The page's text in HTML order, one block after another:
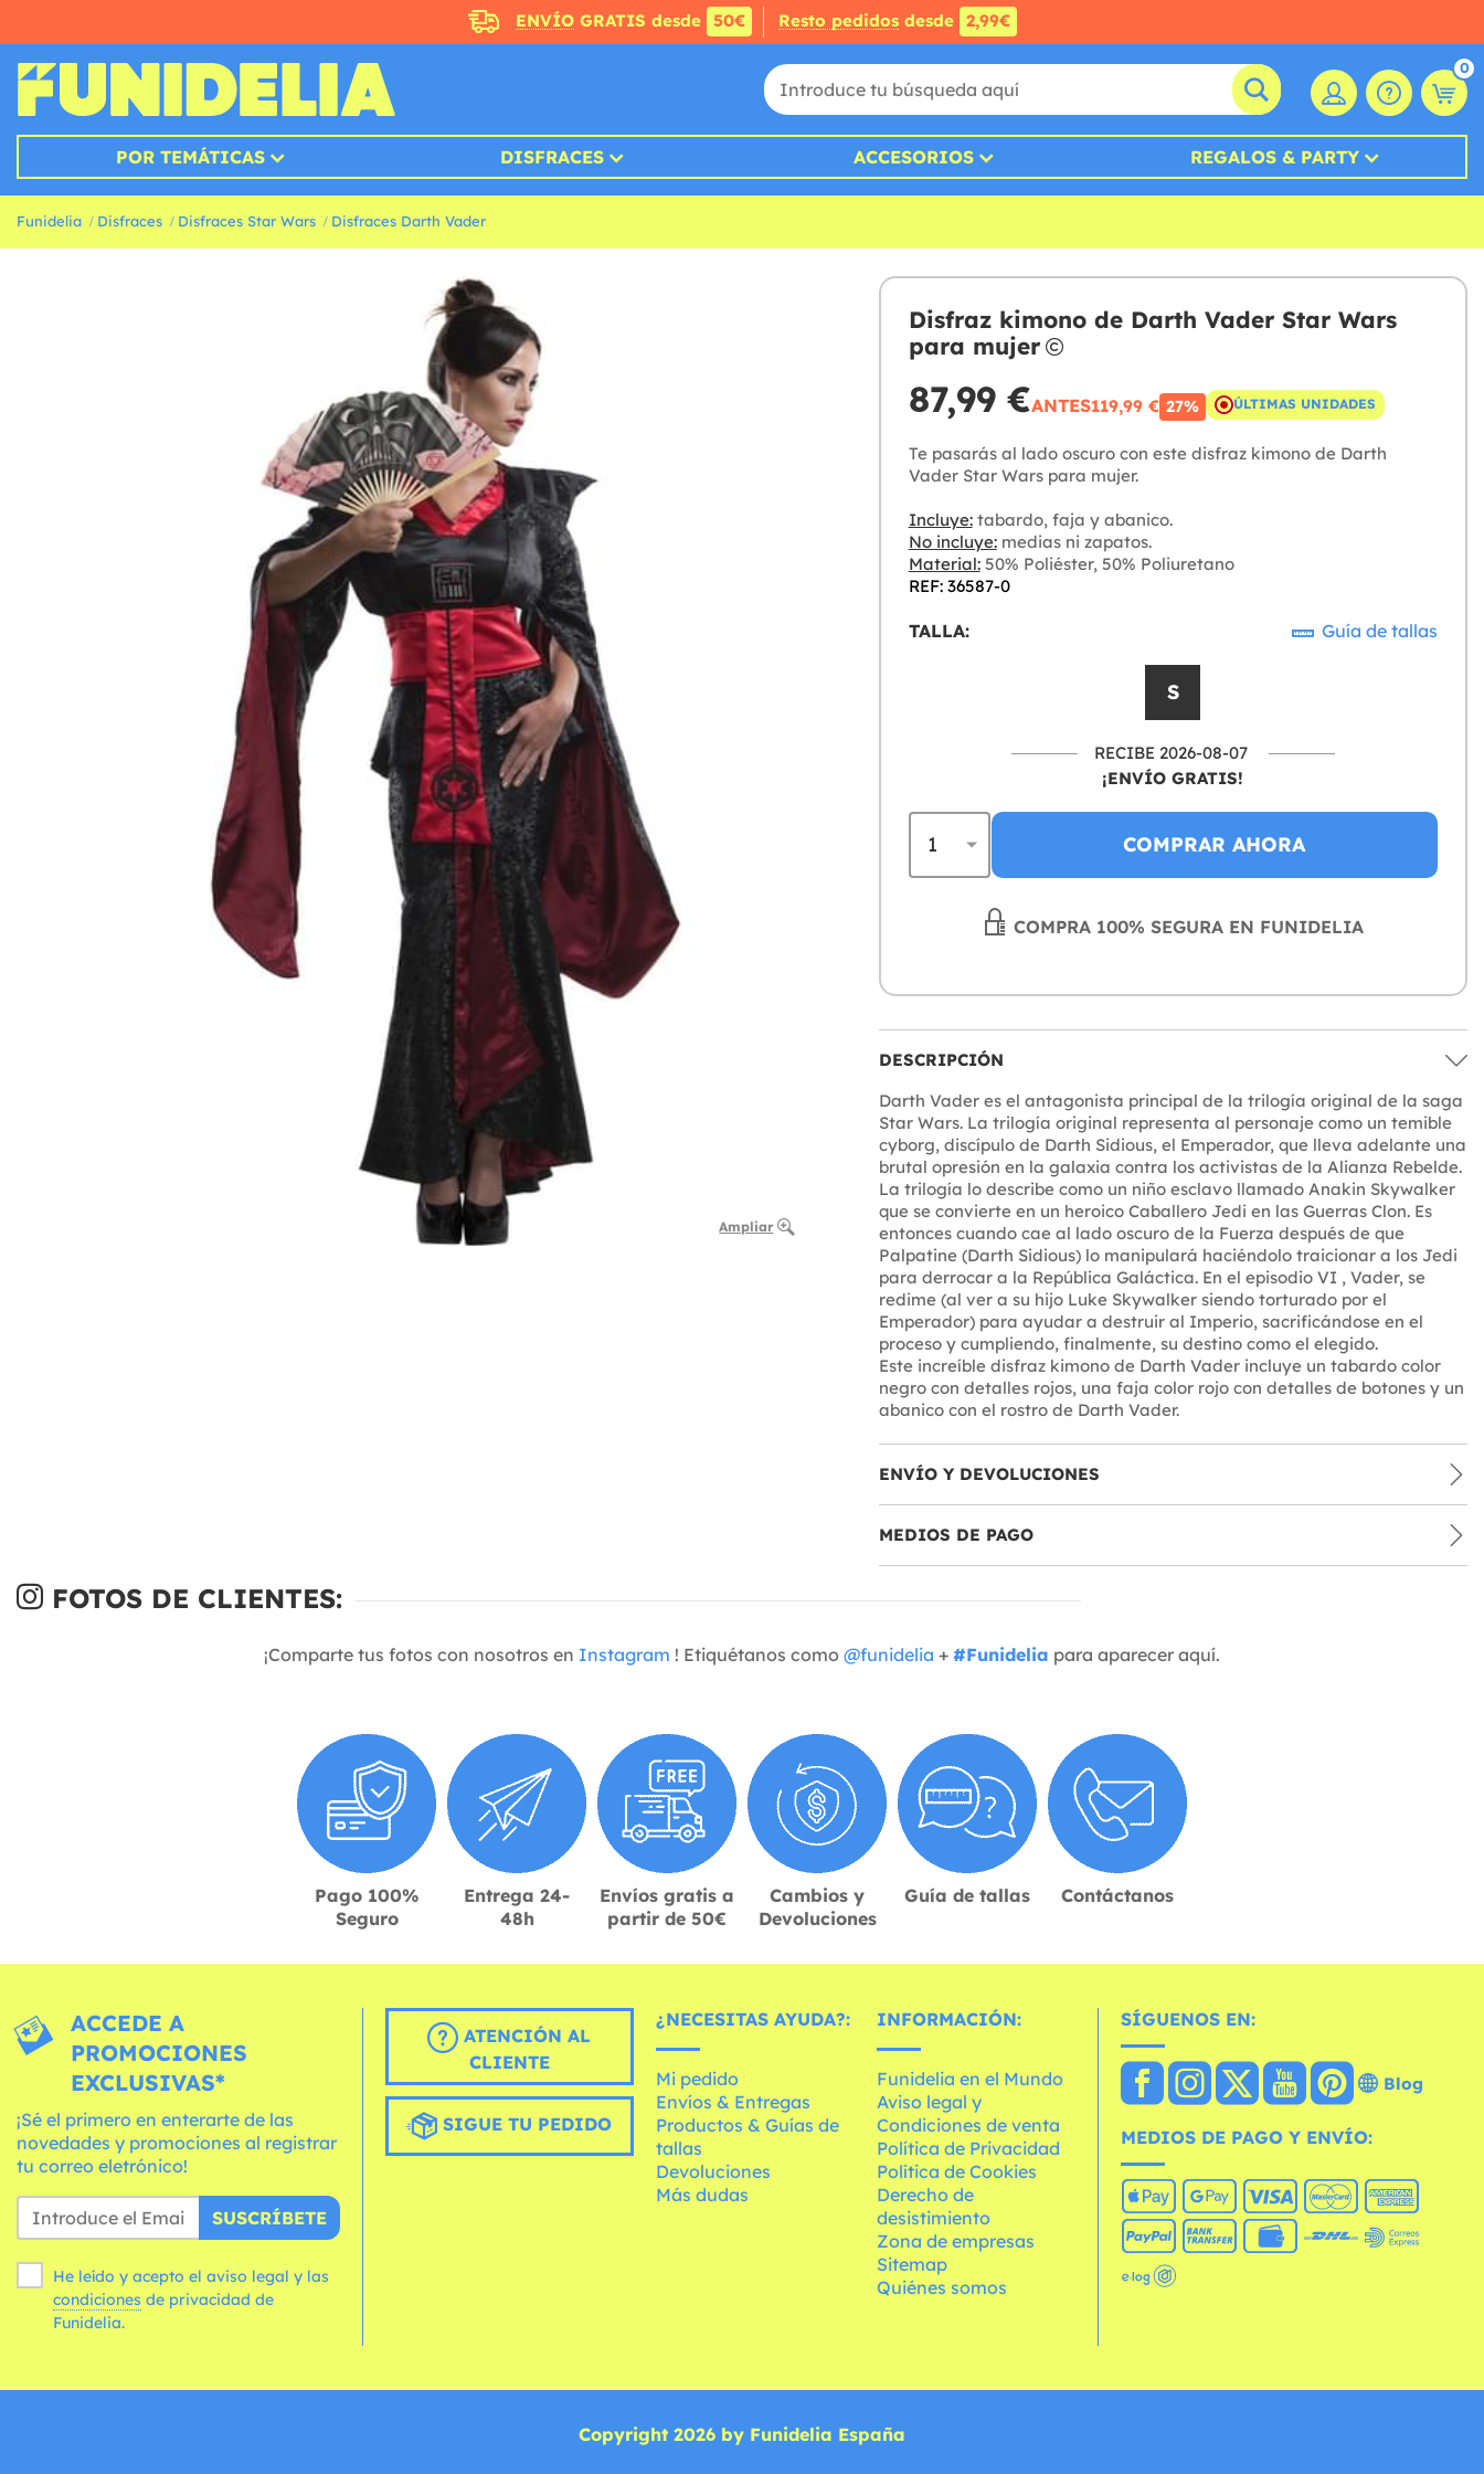
ENVÍOGRATIS desde 50€ Resto pedidosdesde 2,99€
0
POR TEMÁTICAS DISFRACES ACCESORIOS REGALOS & PARTY
Funidelia Disfraces Disfraces Star Wars Disfraces Darth Vader
Ampliar
Disfraz kimono de Darth Vader Star Wars
para mujer
87,99 €ANTES119,99 € 27% ÚLTIMAS UNIDADES
Te pasarás al lado oscuro con este disfraz kimono de Darth
Vader Star Wars para mujer.
Incluye:tabardo, faja y abanico.
No incluye:medias ni zapatos.
Material:50% Poliéster, 50% Poliuretano
REF: 36587-0
TALLA: Guía de tallas
S
RECIBE 2026-08-07
¡ENVÍO GRATIS!
COMPRAR AHORA
COMPRA 100% SEGURA EN FUNIDELIA
DESCRIPCIÓN
Darth Vader es el antagonista principal de la trilogía original de la saga
Star Wars. La trilogía original representa al personaje como un temible
cyborg, discípulo de Darth Sidious, el Emperador, que lleva adelante una
brutal opresión en la galaxia contra los activistas de la Alianza Rebelde.
La trilogía lo describe como un niño esclavo llamado Anakin Skywalker
que se convierte en un heroico Caballero Jedi en las Guerras Clon. Es
entonces cuando cae al lado oscuro de la Fuerza después de que
Palpatine (Darth Sidious) lo manipulará haciéndolo traicionar a los Jedi
para derrocar a la República Galáctica. En el episodio VI , Vader, se
redime (al ver a su hijo Luke Skywalker siendo torturado por el
Emperador) para ayudar a destruir al Imperio, sacrificándose en el
proceso y cumpliendo, finalmente, su destino como el elegido.
Este increíble disfraz kimono de Darth Vader incluye un tabardo color
negro con detalles rojos, una faja color rojo con detalles de botones y un
abanico con el rostro de Darth Vader.
ENVÍO Y DEVOLUCIONES
MEDIOS DE PAGO
FOTOS DE CLIENTES:
¡Comparte tus fotos con nosotros en Instagram ! Etiquétanos como @funidelia + #Funidelia para aparecer aquí.
Pago 100%
Seguro
Entrega 24-
48h
Envíos gratis a
partir de 50€
Cambios y
Devoluciones
Guía de tallas Contáctanos
ACCEDE A
PROMOCIONES
EXCLUSIVAS*
¡Sé el primero en enterarte de las
novedades y promociones al registrar
tu correo eletrónico!
SUSCRÍBETE
He leído y acepto el aviso legal y las
condiciones
Funidelia.
ATENCIÓN AL
CLIENTE
SIGUE TU PEDIDO
¿NECESITAS AYUDA?:
Mi pedido
Envíos & Entregas
Productos & Guías de
tallas
Devoluciones
Más dudas
INFORMACIÓN:
Funidelia en el Mundo
Aviso legal y
Condiciones de venta
Política de Privacidad
Política de Cookies
Derecho de
desistimiento
Zona de empresas
Sitemap
Quiénes somos
SÍGUENOS EN:
Blog
MEDIOS DE PAGO Y ENVÍO:
Copyright 2026 by Funidelia España